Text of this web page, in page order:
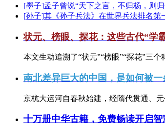
[墨子]孟子曾说“天下之言，不归杨，则
[孙子]其《孙子兵法》在世界兵法排名第
状元、榜眼、探花：这些古代“学
本文生动追溯了“状元”“榜眼”“探花”三
南北差异巨大的中国，是如何被一
京杭大运河自春秋始建，经隋代贯通、
十万册中华古籍，免费畅读开启智